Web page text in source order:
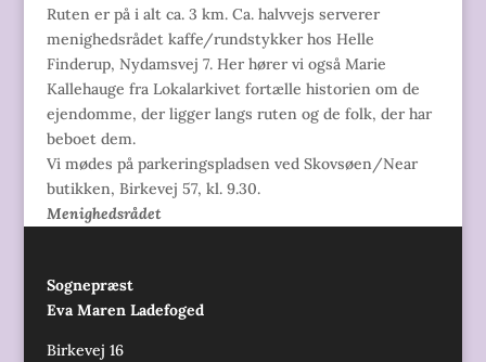
Ruten er på i alt ca. 3 km. Ca. halvvejs serverer
menighedsrådet kaffe/rundstykker hos Helle
Finderup, Nydamsvej 7. Her hører vi også Marie
Kallehauge fra Lokalarkivet fortælle historien om de
ejendomme, der ligger langs ruten og de folk, der har
beboet dem.
Vi mødes på parkeringspladsen ved Skovsøen/Near
butikken, Birkevej 57, kl. 9.30.
Menighedsrådet
Sognepræst
Eva Maren Ladefoged
Birkevej 16